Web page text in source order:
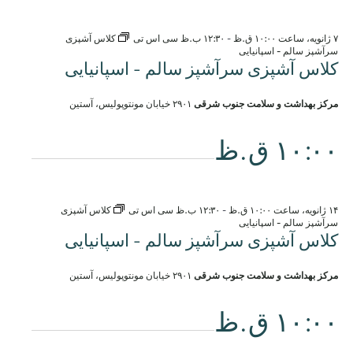
کلاس آشپزی سرآشپز سالم - اسپانیایی
۷ ژانویه، ساعت ۱۰:۰۰ ق.ظ - ۱۲:۳۰ ب.ظ سی اس تی
کلاس آشپزی
سرآشپز سالم - اسپانیایی
مرکز بهداشت و سلامت جنوب شرقی ۲۹۰۱ خیابان مونتوپولیس، آستین
۱۰:۰۰ ق.ظ
کلاس آشپزی سرآشپز سالم - اسپانیایی
۱۴ ژانویه، ساعت ۱۰:۰۰ ق.ظ - ۱۲:۳۰ ب.ظ سی اس تی
کلاس آشپزی
سرآشپز سالم - اسپانیایی
مرکز بهداشت و سلامت جنوب شرقی ۲۹۰۱ خیابان مونتوپولیس، آستین
۱۰:۰۰ ق.ظ